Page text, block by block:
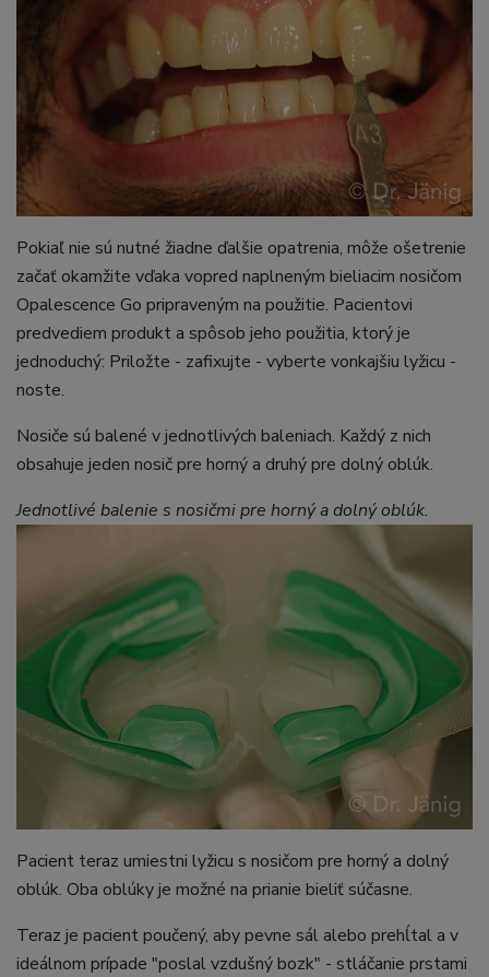
Pokiaľ nie sú nutné žiadne ďalšie opatrenia, môže ošetrenie
začať okamžite vďaka vopred naplneným bieliacim nosičom
Opalescence Go pripraveným na použitie. Pacientovi
predvediem produkt a spôsob jeho použitia, ktorý je
jednoduchý: Priložte - zafixujte - vyberte vonkajšiu lyžicu -
noste.
Nosiče sú balené v jednotlivých baleniach. Každý z nich
obsahuje jeden nosič pre horný a druhý pre dolný oblúk.
Jednotlivé balenie s nosičmi pre horný a dolný oblúk.
Pacient teraz umiestni lyžicu s nosičom pre horný a dolný
oblúk. Oba oblúky je možné na prianie bieliť súčasne.
Teraz je pacient poučený, aby pevne sál alebo prehĺtal a v
ideálnom prípade "poslal vzdušný bozk" - stláčanie prstami